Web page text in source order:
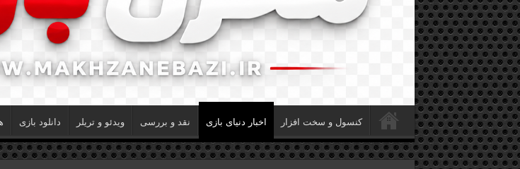
کنسول و سخت افزار اخبار دنیای بازی نقد و بررسی ویدئو و تریلر دانلود بازی